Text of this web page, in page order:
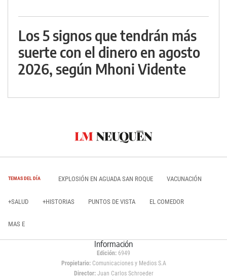
Los 5 signos que tendrán más
suerte con el dinero en agosto
2026, según Mhoni Vidente
TEMAS DEL DÍA EXPLOSIÓN EN AGUADA SAN ROQUE VACUNACIÓN
+SALUD +HISTORIAS PUNTOS DE VISTA EL COMEDOR
MAS E
Información
Edición: 6949
Propietario:Comunicaciones y Medios S.A
Director: Juan Carlos Schroeder